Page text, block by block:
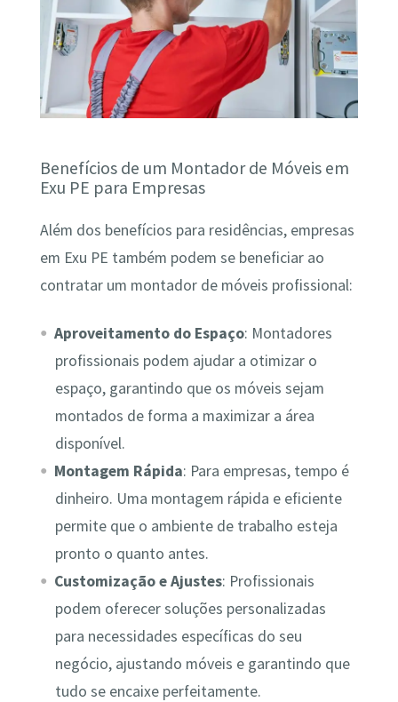
Benefícios de um Montador de Móveis em
Exu PE para Empresas
Além dos benefícios para residências, empresas
em Exu PE também podem se beneficiar ao
contratar um montador de móveis profissional:
Aproveitamento do Espaço: Montadores
profissionais podem ajudar a otimizar o
espaço, garantindo que os móveis sejam
montados de forma a maximizar a área
disponível.
Montagem Rápida: Para empresas, tempo é
dinheiro. Uma montagem rápida e eficiente
permite que o ambiente de trabalho esteja
pronto o quanto antes.
Customização e Ajustes: Profissionais
podem oferecer soluções personalizadas
para necessidades específicas do seu
negócio, ajustando móveis e garantindo que
tudo se encaixe perfeitamente.